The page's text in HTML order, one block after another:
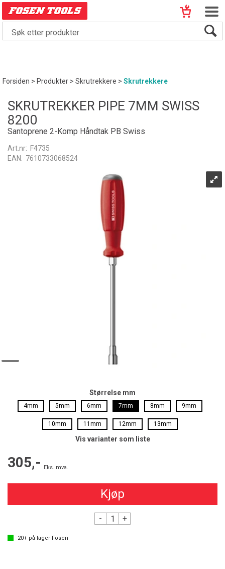
Forsiden>Produkter>Skrutrekkere>Skrutrekkere
SKRUTREKKER PIPE 7MM SWISS
8200
Santoprene 2-Komp Håndtak PB Swiss
Art.nr: F4735
EAN: 7610733068524
Størrelse mm
4mm 5mm 6mm 7mm 8mm 9mm
10mm 11mm 12mm 13mm
Vis varianter som liste
305,- Eks. mva.
Kjøp
- +
20+ på lager Fosen